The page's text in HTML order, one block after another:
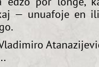
— unuafoje en